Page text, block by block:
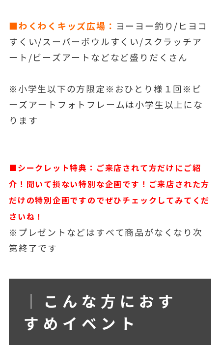
■わくわくキッズ広場： ヨーヨー釣り/ヒヨコ
すくい/スーパーボウルすくい/スクラッチア
ート/ビーズアートなどなど盛りだくさん
※小学生以下の方限定※おひとり様１回※ビ
ーズアートフォトフレームは小学生以上にな
ります
■シークレット特典：ご来店されて方だけにご紹
介！聞いて損ない特別な企画です！ご来店された方
だけの特別企画ですのでぜひチェックしてみてくだ
さいね！
※プレゼントなどはすべて商品がなくなり次
第終了です
｜こんな方におす
すめイベント